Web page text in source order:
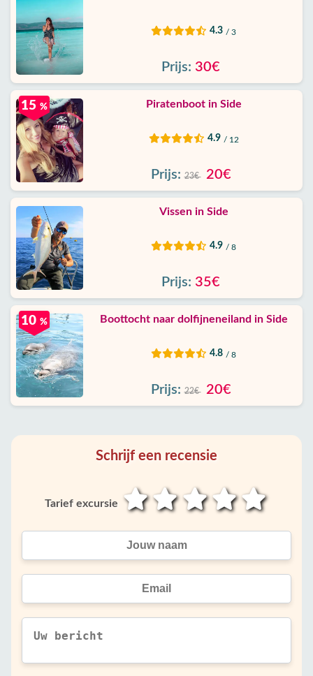
4.3 / 3
Prijs: 30€
15 % Piratenboot in Side
4.9 / 12
Prijs: 23€ 20€
Vissen in Side
4.9 / 8
Prijs: 35€
10 % Boottocht naar dolfijneneiland in Side
4.8 / 8
Prijs: 22€ 20€
Schrijf een recensie
Tarief excursie